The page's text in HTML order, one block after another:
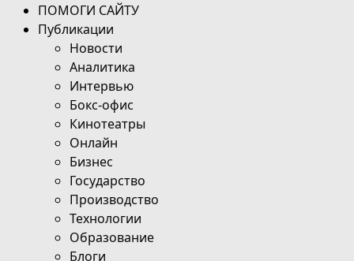
ПОМОГИ САЙТУ
Публикации
Новости
Аналитика
Интервью
Бокс-офис
Кинотеатры
Онлайн
Бизнес
Государство
Производство
Технологии
Образование
Блоги